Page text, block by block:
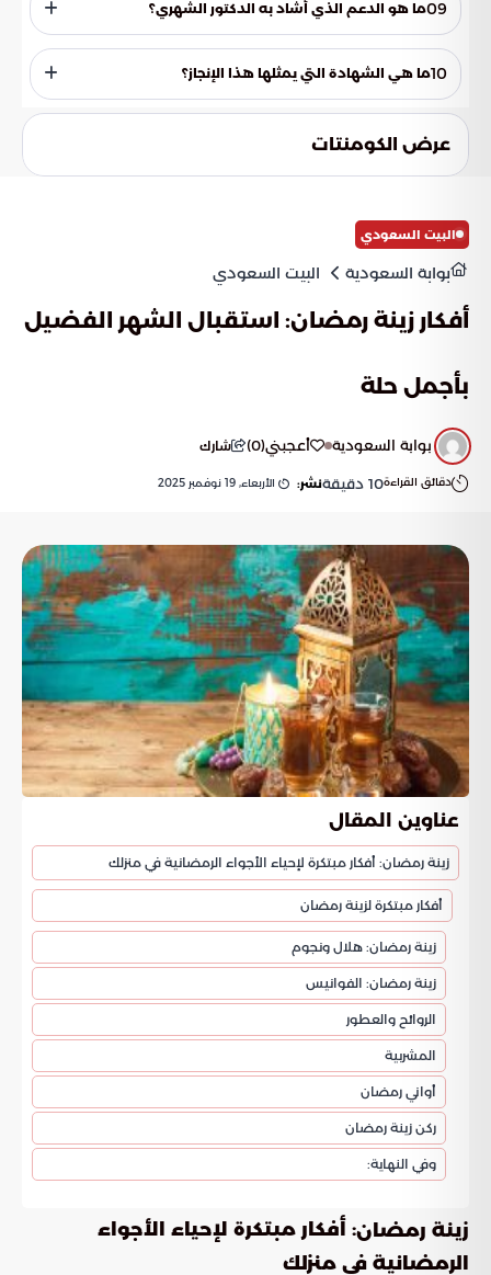
09ما هو الدعم الذي أشاد به الدكتور الشهري؟
سعود لمنظومة البحث والابتكار الطبي.10ما هي الشهادة التي يمثلها هذا الإنجاز؟
عرض الكومنتات
البيت السعودي
بوابة السعودية البيت السعودي
أفكار زينة رمضان: استقبال الشهر الفضيل
بأجمل حلة
بوابة السعودية أعجبني(
0
) شارك
دقائق القراءة10 دقيقةنشر: الأربعاء, 19 نوفمبر 2025
عناوين المقال
زينة رمضان: أفكار مبتكرة لإحياء الأجواء الرمضانية في منزلك
أفكار مبتكرة لزينة رمضان
زينة رمضان: هلال ونجوم
زينة رمضان: الفوانيس
الروائح والعطور
المشربية
أواني رمضان
ركن زينة رمضان
وفي النهاية:
زينة رمضان: أفكار مبتكرة لإحياء الأجواء
الرمضانية في منزلك